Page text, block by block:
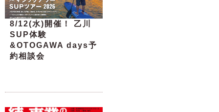
8/12(水)開催！ 乙川
SUP体験
&OTOGAWA days予
約相談会